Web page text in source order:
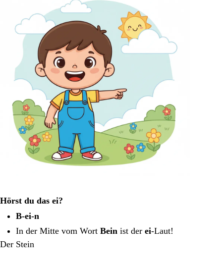
Hörst du das ei?
B-ei-n
In der Mitte vom Wort Bein ist der ei-Laut!
Der Stein